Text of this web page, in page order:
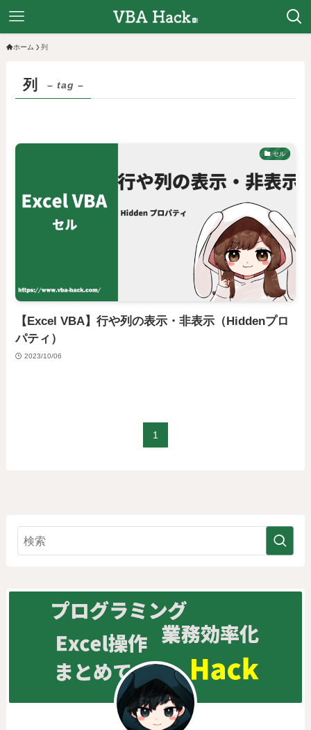
ホーム 列
列 – tag –
セル
【Excel VBA】行や列の表示・非表示（Hiddenプロ
パティ）
2023/10/06
1